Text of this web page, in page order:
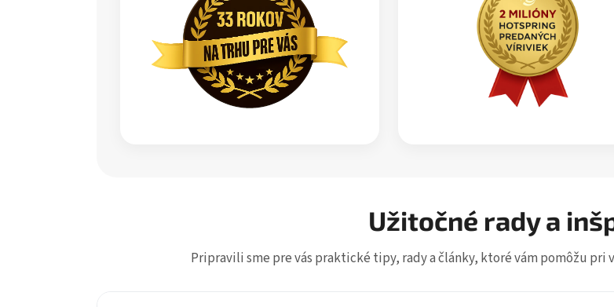
Užitočné rady a
Pripravili sme pre vás praktické tipy, rady a články, ktoré vám pomôžu pri